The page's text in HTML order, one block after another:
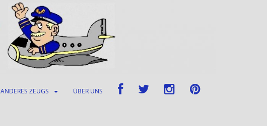
ANDERES ZEUGS ÜBER UNS